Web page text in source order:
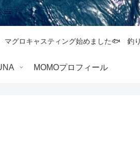
グロキャスティング始めました🐟 釣
MOMOプロフィール